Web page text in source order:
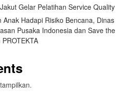
Gelar Pelatihan Service Quality
Hadapi Risiko Bencana, Dinas
Pusaka Indonesia dan Save the